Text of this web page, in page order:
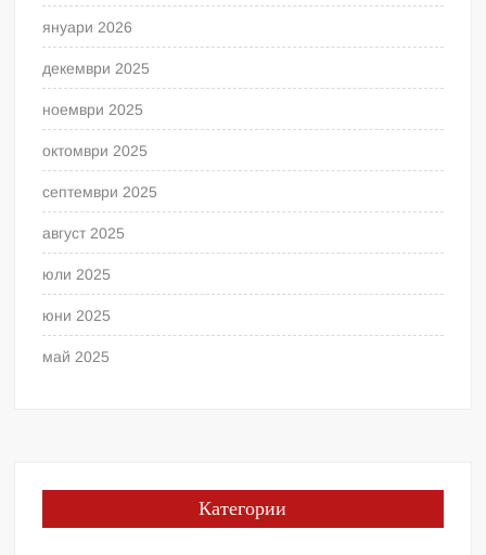
януари 2026
декември 2025
ноември 2025
октомври 2025
септември 2025
август 2025
юли 2025
юни 2025
май 2025
Категории